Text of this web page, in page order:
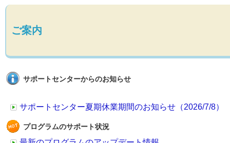
ご案内
サポートセンターからのお知らせ
サポートセンター夏期休業期間のお知らせ（2026/7/8）
プログラムのサポート状況